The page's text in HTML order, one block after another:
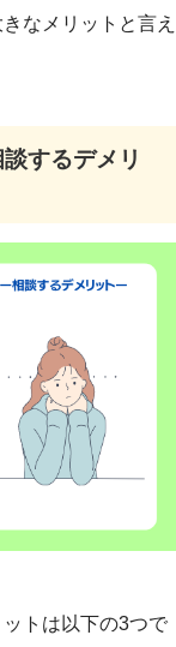
なメリットと言え
するデメリ
トは以下の3つで